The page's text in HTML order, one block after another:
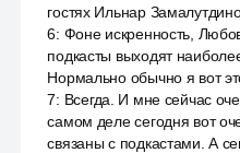
гостях Ильнар
6: Фоне искренность,
подкасты выходят
Нормально обычно я вот
7: Всегда. И мне сейчас
самом деле сегодня вот
связаны с подкастами. А